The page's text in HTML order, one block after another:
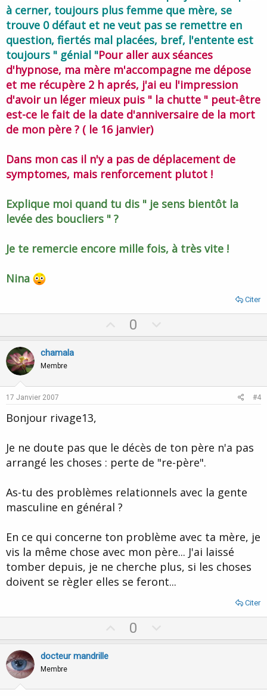
à cerner, toujours plus femme que mère, se
trouve 0 défaut et ne veut pas se remettre en
question, fiertés mal placées, bref, l'entente est
toujours " génial "Pour aller aux séances
d'hypnose, ma mère m'accompagne me dépose
et me récupère 2 h aprés, j'ai eu l'impression
d'avoir un léger mieux puis " la chutte " peut-être
est-ce le fait de la date d'anniversaire de la mort
de mon père ? ( le 16 janvier)
Dans mon cas il n'y a pas de déplacement de
symptomes, mais renforcement plutot !
Explique moi quand tu dis " je sens bientôt la
levée des boucliers " ?
Je te remercie encore mille fois, à très vite !
Nina
Citer
p
0
o
chamala
Membre
17 Janvier 2007 #4
Bonjour rivage13,
Je ne doute pas que le décès de ton père n'a pas
arrangé les choses : perte de "re-père".
As-tu des problèmes relationnels avec la gente
masculine en général ?
En ce qui concerne ton problème avec ta mère, je
vis la même chose avec mon père... J'ai laissé
tomber depuis, je ne cherche plus, si les choses
doivent se règler elles se feront...
Citer
p
t
0
o
v
docteur mandrille
Membre